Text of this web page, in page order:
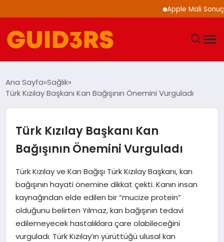
Apple Mali
TEKNOLOJI
SPOR
SAĞLIK
EKONOMI
MAGAZIN
Ana Sayfa Sağlık
Türk Kızılay Başkanı Kan Bağışının Önemini Vurguladı
Türk Kızılay Başkanı Kan
Bağışının Önemini Vurguladı
Türk Kızılay ve Kan Bağışı Türk Kızılay Başkanı, kan
bağışının hayati önemine dikkat çekti. Kanın insan
kaynağından elde edilen bir “mucize protein”
olduğunu belirten Yılmaz, kan bağışının tedavi
edilemeyecek hastalıklara çare olabileceğini
vurguladı. Türk Kızılay’ın yürüttüğü ulusal kan